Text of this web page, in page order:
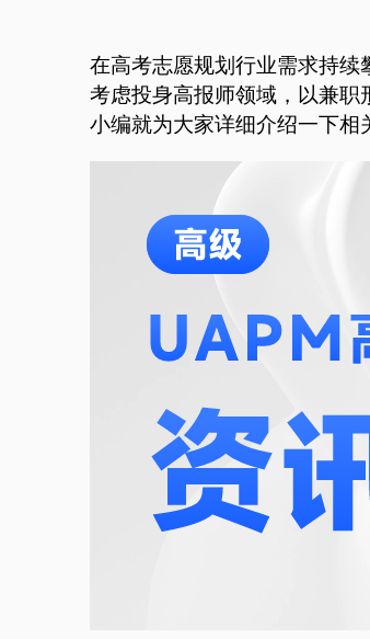
在高考志愿规划行业需求持
考虑投身高报师领域，以兼
小编就为大家详细介绍一下相